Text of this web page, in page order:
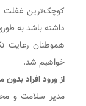
کوچک‌ترین غفلت
داشته باشد به
هموطنان رعایت
خواهیم شد.
از ورود افراد
مدیر سلامت و